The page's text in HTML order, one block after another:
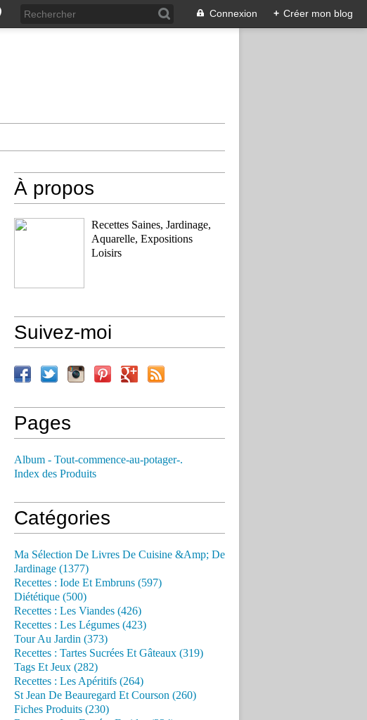
Connexion + Créer mon blog
À propos
Recettes Saines, Jardinage,
Aquarelle, Expositions
Loisirs
Suivez-moi
Pages
Album - Tout-commence-au-potager-.
Index des Produits
Catégories
Ma Sélection De Livres De Cuisine &Amp; De
Jardinage (1377)
Recettes : Iode Et Embruns (597)
Diététique (500)
Recettes : Les Viandes (426)
Recettes : Les Légumes (423)
Tour Au Jardin (373)
Recettes : Tartes Sucrées Et Gâteaux (319)
Tags Et Jeux (282)
Recettes : Les Apéritifs (264)
St Jean De Beauregard Et Courson (260)
Fiches Produits (230)